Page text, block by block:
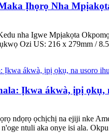
Ịhọrọ Nha
nha Igwe Mpịakọta
Ozi US: 216 x 279mm /
Ịkwa ákwà, ịpị
ndọrọ ọchịchị na ejiji nke
ntuli aka onye isi ala.